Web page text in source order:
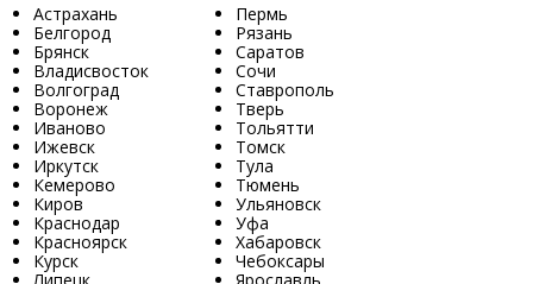
Астрахань
Белгород
Брянск
Владисвосток
Волгоград
Воронеж
Иваново
Ижевск
Иркутск
Кемерово
Киров
Краснодар
Красноярск
Курск
Липецк
Пермь
Рязань
Саратов
Сочи
Ставрополь
Тверь
Тольятти
Томск
Тула
Тюмень
Ульяновск
Уфа
Хабаровск
Чебоксары
Ярославль